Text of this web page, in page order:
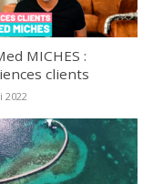
MICHES :
clients
2022